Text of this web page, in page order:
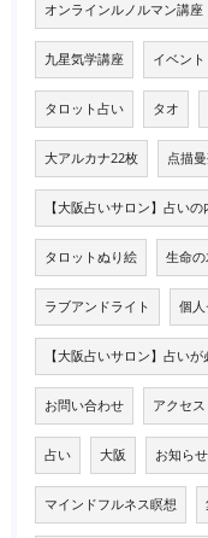
オンラインルノルマン講座
九星気学講座 イベント
タロット占い タオ
大アルカナ22枚 点描
【大阪占いサロン】占い
タロットぬり絵 生命
ラブアンドライト 個
【大阪占いサロン】占い
お問い合わせ アクセス
占い 大阪 お知らせ
マインドフルネス瞑想